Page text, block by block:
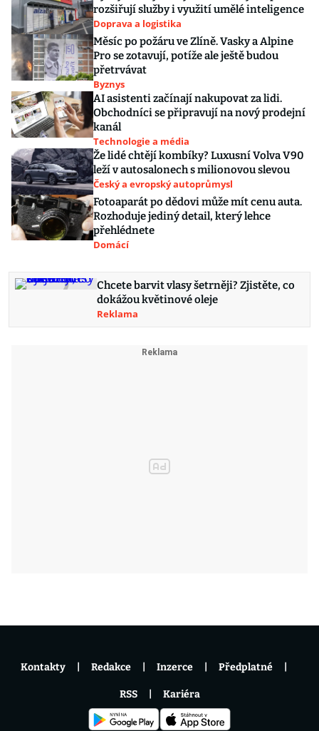
rozšiřují služby i využití umělé inteligence
Doprava a logistika
Měsíc po požáru ve Zlíně. Vasky a Alpine
Pro se zotavují, potíže ale ještě budou
přetrvávat
Byznys
AI asistenti začínají nakupovat za lidi.
Obchodníci se připravují na nový prodejní
kanál
Technologie a média
Že lidé chtějí kombíky? Luxusní Volva V90
leží v autosalonech s milionovou slevou
Český a evropský autoprůmysl
Fotoaparát po dědovi může mít cenu auta.
Rozhoduje jediný detail, který lehce
přehlédnete
Domácí
Chcete barvit vlasy šetrněji? Zjistěte, co
dokážou květinové oleje
Reklama
Kontakty Redakce Inzerce Předplatné
RSS Kariéra